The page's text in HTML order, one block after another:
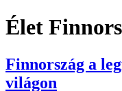
Élet
Finnország a
világon